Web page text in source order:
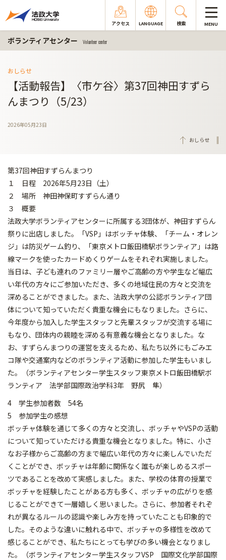
アクセス LANGUAGE 検索 MENU
ボランティアセンター Volunteer center
おしらせ
【活動報告】〈市ケ谷〉第37回神田すずら
んまつり（5/23）
2026年05月23日
おしらせ
第37回神田すずらんまつり
１ 日程 2026年5月23日（土）
２ 場所 神田神保町すずらん通り
３ 概要
法政大学ボランティアセンターに所属する3団体が、神田すずらん
祭りに出店しました。「VSP」はボッチャ体験、「チーム・オレン
ジ」は防災ゲーム釣り、「東京メトロ飯田橋駅ボランティア」は路
線マークを使ったカードめくりゲームをそれぞれ実施しました。
当日は、子ども連れのファミリー層やご高齢の方や学生など幅広
い年代の方々にご参加いただき、多くの地域住民の方々と交流を
深めることができました。また、法政大学の公認ボランティア団
体について知っていただく貴重な機会にもなりました。さらに、
今年度から加入した学生スタッフと先輩スタッフが交流する場に
もなり、団体内の親睦を深める有意義な機会となりました。な
お、すずらんまつりの運営を支えるため、私たち以外にもごみエ
コ隊や交通案内などのボランティア活動に参加した学生もいまし
た。（ボランティアセンター学生スタッフ東京メトロ飯田橋駅ボ
ランティア 法学部国際政治学科3年 野尻 隼）
4 学生参加者数 54名
5 参加学生の感想
ボッチャ体験を通じて多くの方々と交流し、ボッチャやVSPの活動
について知っていただける貴重な機会となりました。特に、小さ
なお子様からご高齢の方まで幅広い年代の方々に楽しんでいただ
くことができ、ボッチャは年齢に関係なく誰もが楽しめるスポー
ツであることを改めて実感しました。また、学校の体育の授業で
ボッチャを経験したことがある方も多く、ボッチャの広がりを感
じることができて一層嬉しく思いました。さらに、参加者それぞ
れが異なるルールの認識や楽しみ方を持っていたことも印象的で
した。そのような違いに触れる中で、ボッチャの多様性を改めて
感じることができ、私たちにとっても学びの多い機会となりまし
た。（ボランティアセンター学生スタッフVSP 国際文化学部国際